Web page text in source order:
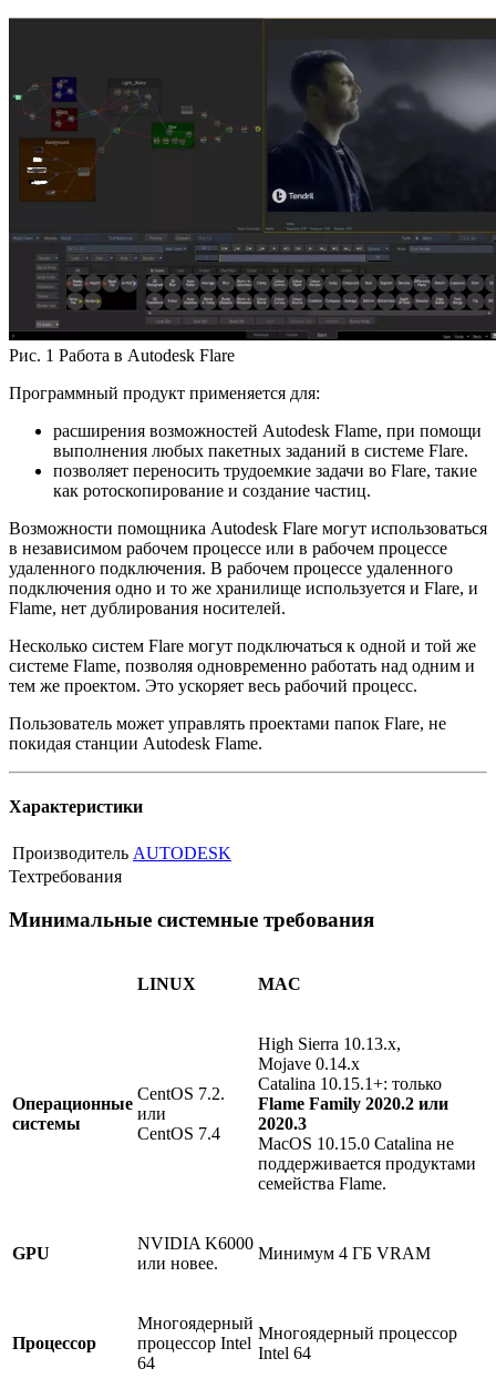
Рис. 1 Работа в Autodesk Flare
Программный продукт применяется для:
расширения возможностей Autodesk Flame, при помощи
выполнения любых пакетных заданий в системе Flare.
позволяет переносить трудоемкие задачи во Flare, такие
как ротоскопирование и создание частиц.
Возможности помощника Autodesk Flare могут использоваться
в независимом рабочем процессе или в рабочем процессе
удаленного подключения. В рабочем процессе удаленного
подключения одно и то же хранилище используется и Flare, и
Flame, нет дублирования носителей.
Несколько систем Flare могут подключаться к одной и той же
системе Flame, позволяя одновременно работать над одним и
тем же проектом. Это ускоряет весь рабочий процесс.
Пользователь может управлять проектами папок Flare, не
покидая станции Autodesk Flame.
Характеристики
Производитель AUTODESK
Техтребования
Минимальные системные требования
LINUX MAC
Операционные
системы
CentOS 7.2.
или
CentOS 7.4
High Sierra 10.13.x,
Mojave 0.14.x
Catalina 10.15.1+: только
Flame Family 2020.2 или
2020.3
MacOS 10.15.0 Catalina не
поддерживается продуктами
семейства Flame.
GPU
NVIDIA K6000
или новее.
Минимум 4 ГБ VRAM
Процессор
Многоядерный
процессор Intel
64
Многоядерный процессор
Intel 64